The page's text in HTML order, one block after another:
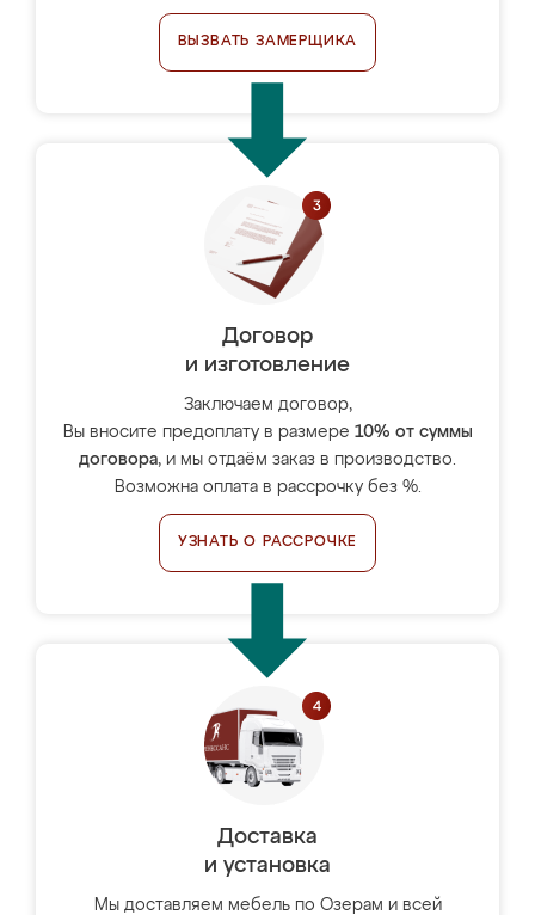
ВЫЗВАТЬ ЗАМЕРЩИКА
Договор
и изготовление
Заключаем договор,
Вы вносите предоплату в размере 10% от суммы
договора, и мы отдаём заказ в производство.
Возможна оплата в рассрочку без %.
УЗНАТЬ О РАССРОЧКЕ
Доставка
и установка
Мы доставляем мебель по Озерам и всей